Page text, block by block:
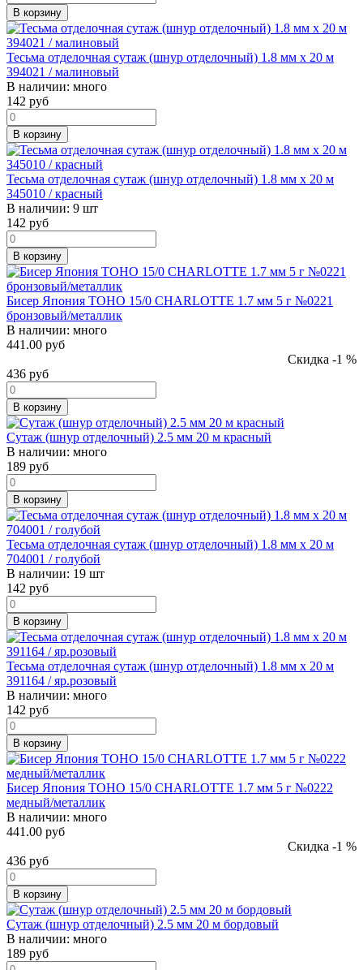
В корзину
Тесьма отделочная сутаж (шнур отделочный) 1.8 мм х 20 м
394021 / малиновый
В наличии: много
142 руб
В корзину
Тесьма отделочная сутаж (шнур отделочный) 1.8 мм х 20 м
345010 / красный
В наличии: 9 шт
142 руб
В корзину
Бисер Япония TOHO 15/0 CHARLOTTE 1.7 мм 5 г №0221
бронзовый/металлик
В наличии: много
441.00 руб
Скидка -1 %
436 руб
В корзину
Сутаж (шнур отделочный) 2.5 мм 20 м красный
В наличии: много
189 руб
В корзину
Тесьма отделочная сутаж (шнур отделочный) 1.8 мм х 20 м
704001 / голубой
В наличии: 19 шт
142 руб
В корзину
Тесьма отделочная сутаж (шнур отделочный) 1.8 мм х 20 м
391164 / яр.розовый
В наличии: много
142 руб
В корзину
Бисер Япония TOHO 15/0 CHARLOTTE 1.7 мм 5 г №0222
медный/металлик
В наличии: много
441.00 руб
Скидка -1 %
436 руб
В корзину
Сутаж (шнур отделочный) 2.5 мм 20 м бордовый
В наличии: много
189 руб